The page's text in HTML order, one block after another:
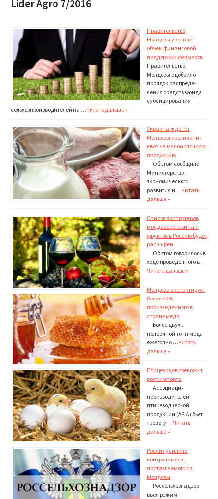
Lider Agro 7/2016
Правительство
Молдовы увеличит
объем финансовой
поддержки фермеров
Правительство
Молдовы одобрило
порядок распреде­
ления средств Фонда
субсидирования
сельхозпроиз­водителей на …Читать дальше »
Украина ждет от
Молдовы увеличения
квот на мясомолочную
продукцию
Об этом сообщило
Мини­стерство
экономического
развития и …Читать
дальше »
Список экспортеров
молдавского вина и
фруктов в Россию будет
расширен
Об этом говорилось в
ходе проведенного в …
Читать дальше »
Молдова экспортирует
более 70%
произведенного в
стране меда
Более двух с
половиной тонн мёда
ежегодно …Читать
дальше »
Птицеводов тревожит
рост импорта
Ассоциация
производителей
птицеводческой
продук­ции (APIA) бьет
тревогу …Читать
дальше »
Россия усилила
контроль мяса,
поставляемого из
Молдовы
Россельхознадзор
ввел режим